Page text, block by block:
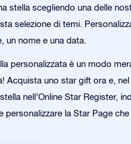
stella scegliendo una delle
selezione di temi.
un nome e una data.
personalizzata è un modo
Acquista uno star gift ora e,
nell’Online Star Register,
personalizzare la Star Page